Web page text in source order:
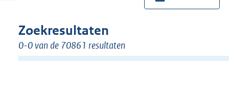
Zoekresultaten
0-0 van de 70861 resultaten